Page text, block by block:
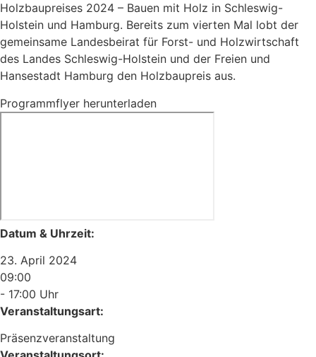
Holzbaupreises 2024 – Bauen mit Holz in Schleswig-
Holstein und Hamburg. Bereits zum vierten Mal lobt der
gemeinsame Landesbeirat für Forst- und Holzwirtschaft
des Landes Schleswig-Holstein und der Freien und
Hansestadt Hamburg den Holzbaupreis aus.
Programmflyer herunterladen
Datum & Uhrzeit:
23. April 2024
09:00
- 17:00 Uhr
Veranstaltungsart:
Präsenzveranstaltung